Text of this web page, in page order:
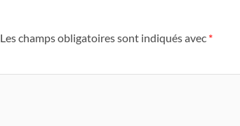
Les champs obligatoires sont indiqués avec *